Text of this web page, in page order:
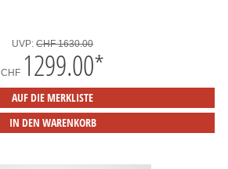
UVP: CHF 1630.00
CHF 1299.00*
AUF DIE MERKLISTE
IN DEN WARENKORB